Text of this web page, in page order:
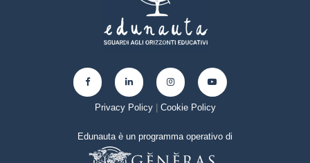
Privacy Policy| Cookie Policy
Edunauta è un programma operativo di